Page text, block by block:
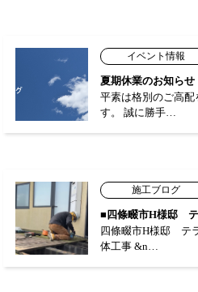
イベント情報
夏期休業のお知らせ
平素は格別のご高
す。 誠に勝手…
施工ブログ
■四條畷市H様邸
四條畷市H様邸 テ
体工事 &n…